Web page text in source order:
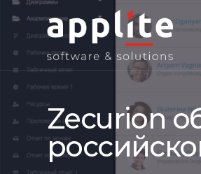
Zecurion